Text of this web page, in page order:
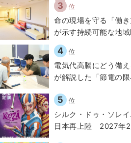
3 位
命の現場を守る「働
が示す持続可能な地域
4 位
電気代高騰にどう備
が解説した「節電の
5 位
シルク・ドゥ・ソレ
日本再上陸 2027年2